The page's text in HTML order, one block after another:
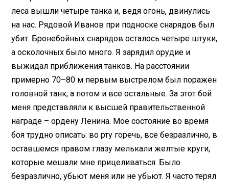
леса вышли четыре танка и, ведя огонь, двинулись
на нас. Рядовой Иванов при подноске снарядов был
убит. Бронебойных снарядов осталось четыре штуки,
а осколочных было много. Я зарядил орудие и
выжидал приближения танков. На расстоянии
примерно 70–80 м первым выстрелом был поражен
головной танк, а потом и все остальные. За этот бой
меня представляли к высшей правительственной
награде – ордену Ленина. Мое состояние во время
боя трудно описать: во рту горечь, все безразлично, в
оставшемся правом глазу мелькали желтые круги,
которые мешали мне прицеливаться. Было
безразлично, убьют меня или не убьют. Я часто терял